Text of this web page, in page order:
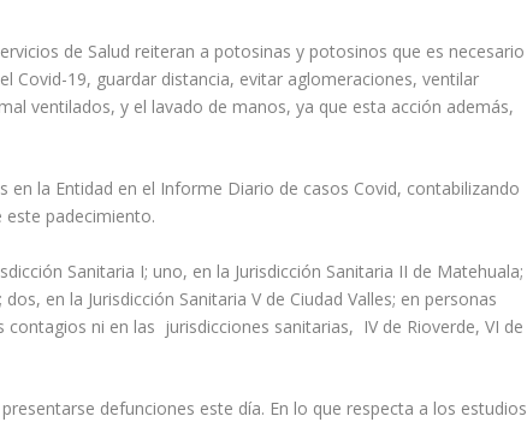
de Salud reiteran a potosinas y potosinos que es necesario
Covid-19, guardar distancia, evitar aglomeraciones, ventilar
ventilados, y el lavado de manos, ya que esta acción además,
la Entidad en el Informe Diario de casos Covid, contabilizando
padecimiento.
Sanitaria I; uno, en la Jurisdicción Sanitaria II de Matehuala;
en la Jurisdicción Sanitaria V de Ciudad Valles; en personas
ni en las jurisdicciones sanitarias, IV de Rioverde, VI de
defunciones este día. En lo que respecta a los estudios